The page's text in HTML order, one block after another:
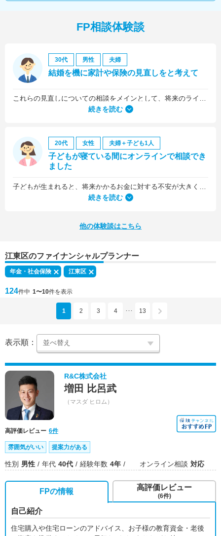
FP相談体験談
30代 男性 夫婦
結婚を機に家計や保険の見直しをと考えて
続きを読む
20代 女性 夫婦＋子ども1人
子どもが寝ている間にオンラインで相談でき
ました
何より、とても親身になって対応してくださって大満足。うちと同じように子どもの将来のお金のことで悩んでいる友人にも教えました。
続きを読む
他の体験談はこちら
江東区のファイナンシャルプランナー
年金・社会保険 江東区
124件中 1〜10件を表示
1 2 3 4 ･･･ 13
表示順：
R&C株式会社
増田 比呂武
（マスダ ヒロム）
高評価レビュー 6件
雰囲気がいい 提案力がある
性別 男性 年代 40代 経験年数 4年 オンライン相談 対応
FPの情報
自己紹介
住宅購入や住宅ローンのアドバイス、お子様の教育資金・老後
高評価レビュー
(6件)